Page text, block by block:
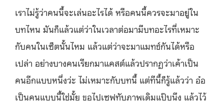
เราไม่รู้ว่าคนนี้จะเล่นอะไรได้ หรือคนนี้ควรจะมาอยู่ใน
บทไหน มันก็แล้วแต่ว่าในเวลาต่อมามีบทอะไรที่เหมาะ
กับคนในเซ็ตนั้นไหม แล้วแต่ว่าจะมาแมทช์กันได้หรือ
เปล่า อย่างบางคนเรียกมาแคสต์แล้วปรากฏว่าเค้าเป็น
คนอีกแบบหนึ่งว่ะ ไม่เหมาะกับบทนี้ แต่ทีนี้ก็รู้แล้วว่า อ๋อ
เป็นคนแบบนี้ใช่มั้ย ขอไปเซฟทับภาพเดิมแป๊บนึง แล้วไว้